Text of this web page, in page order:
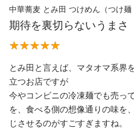
中華蕎麦 とみ田 つけめん（つけ麺
期待を裏切らないうまさ
とみ田と言えば、マタオマ系界
立つお店ですが
今やコンビニの冷凍麺でも売っ
を、食べる側の想像通りの味を
じさせるのがすごすぎますね。